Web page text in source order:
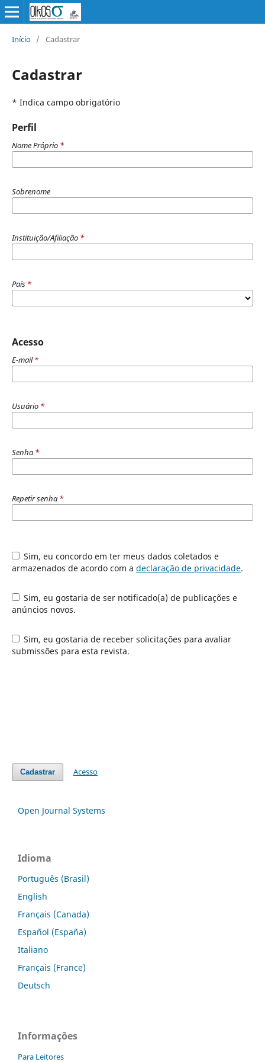
Início / Cadastrar
Cadastrar
* Indica campo obrigatório
Perfil
Nome Próprio *
Sobrenome
Instituição/Afiliação *
País *
Acesso
E-mail*
Usuário *
Senha *
Repetir senha *
Sim, eu concordo em ter meus dados coletados e
armazenados de acordo com a declaração de privacidade.
Sim, eu gostaria de ser notificado(a) de publicações e
anúncios novos.
Sim, eu gostaria de receber solicitações para avaliar
submissões para esta revista.
Cadastrar Acesso
Open Journal Systems
Idioma
Português (Brasil)
English
Français (Canada)
Español (España)
Italiano
Français (France)
Deutsch
Informações
Para Leitores